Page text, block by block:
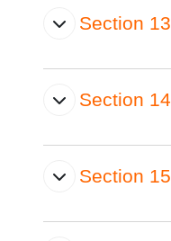
Section 13
Section 14
Section 15